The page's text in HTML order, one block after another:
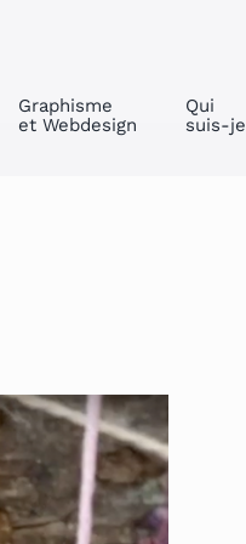
Graphisme
et Webdesign
Qui
suis-je